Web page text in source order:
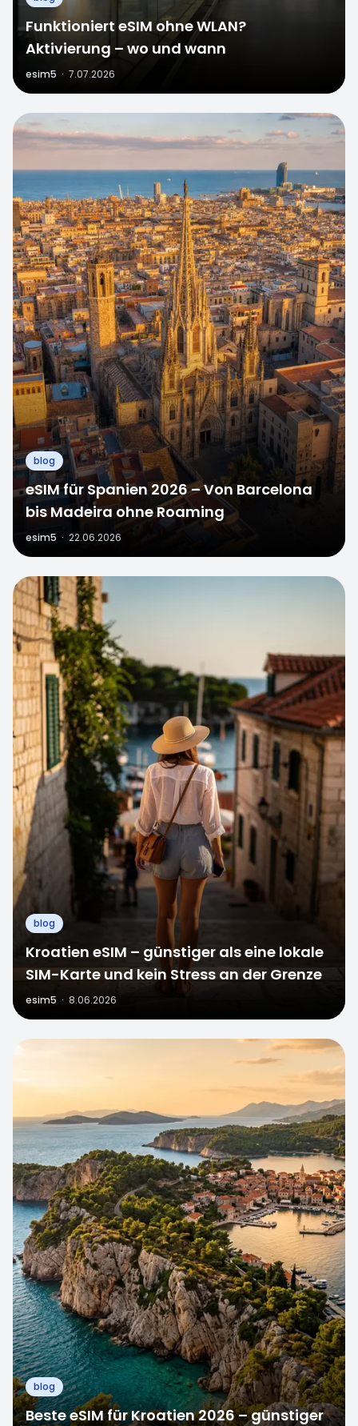
Funktioniert eSIM ohne WLAN?
Aktivierung – wo und wann
esim5 · 7.07.2026
blog
eSIM für Spanien 2026 – Von Barcelona
bis Madeira ohne Roaming
esim5 · 22.06.2026
blog
Kroatien eSIM – günstiger als eine lokale
SIM-Karte und kein Stress an der Grenze
esim5 · 8.06.2026
blog
Beste eSIM für Kroatien 2026 – günstiger